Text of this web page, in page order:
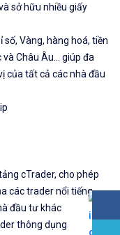
sở hữu nhiều giấy
số, Vàng, hàng hoá, tiền
Châu Âu... giúp đa
của tất cả các nhà đầu
cTrader, cho phép
các trader nổi tiếng
đầu tư khác
thông dụng